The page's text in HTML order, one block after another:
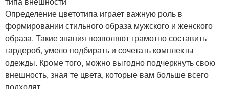
Определение цветотипа играет важную роль в
формировании стильного образа мужского и женского
образа. Такие знания позволяют грамотно составить
гардероб, умело подбирать и сочетать комплекты
одежды. Кроме того, можно выгодно подчеркнуть свою
внешность, зная те цвета, которые вам больше всего